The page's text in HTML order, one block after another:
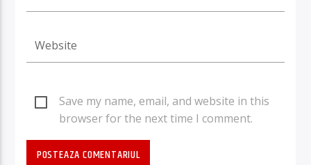
Save my name, email, and website in this
browser for the next time I comment.